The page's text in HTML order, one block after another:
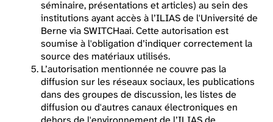
séminaire, présentations et articles) au sein des
institutions ayant accès à l’ILIAS de l'Université de
Berne via SWITCHaai. Cette autorisation est
soumise à l'obligation d’indiquer correctement la
source des matériaux utilisés.
L’autorisation mentionnée ne couvre pas la
diffusion sur les réseaux sociaux, les publications
dans des groupes de discussion, les listes de
diffusion ou d'autres canaux électroniques en